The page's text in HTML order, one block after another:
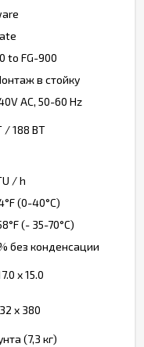
to FG-900
в стойку
AC, 50-60 Hz
/ 188 ВТ
/ h
(0-40°C)
(- 35-70°C)
без конденсации
x 15.0
x 380
(7,3 кг)